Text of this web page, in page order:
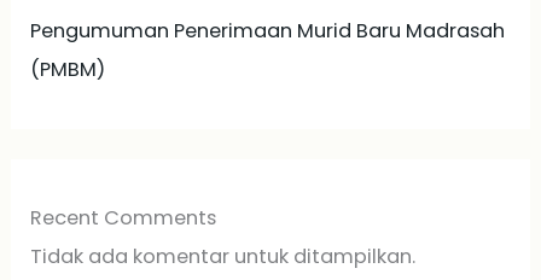
Pengumuman Penerimaan Murid Baru Madrasah
(PMBM)
Recent Comments
Tidak ada komentar untuk ditampilkan.